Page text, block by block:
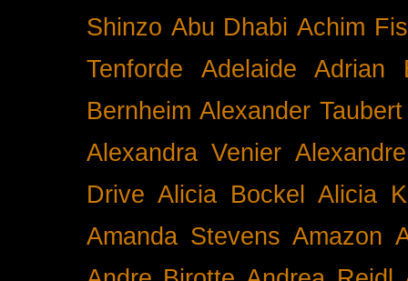
Shinzo Abu Dhabi Achim
Tenforde
Adelaide
Adrian
Bernheim Alexander Taubert
Alexandra Venier
Drive Alicia Bockel
Alicia
Amanda Stevens Amazon